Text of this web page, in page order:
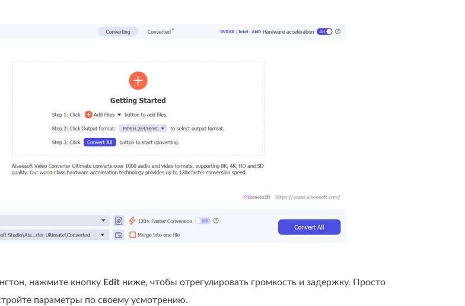
нажмите кнопку Edit ниже, чтобы отрегулировать громкость и задержку. Просто
параметры по своему усмотрению.